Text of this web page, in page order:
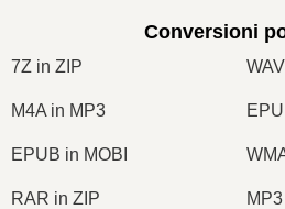
Conversioni
7Z in ZIP
M4A in MP3
EPUB in MOBI
RAR in ZIP